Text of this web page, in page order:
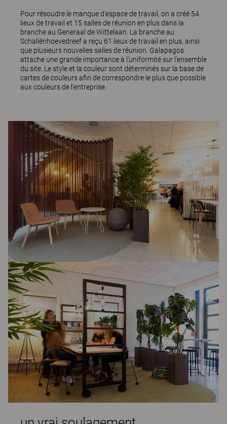
Pour résoudre le manque d’espace de travail, on a créé 54
lieux de travail et 15 salles de réunion en plus dans la
branche au Generaal de Wittelaan. La branche au
Schaliënhoevedreef a reçu 61 lieux de travail en plus, ainsi
que plusieurs nouvelles salles de réunion. Galapagos
attache une grande importance à l’uniformité sur l’ensemble
du site. Le style et la couleur sont déterminés sur la base de
cartes de couleurs afin de correspondre le plus que possible
aux couleurs de l'entreprise.